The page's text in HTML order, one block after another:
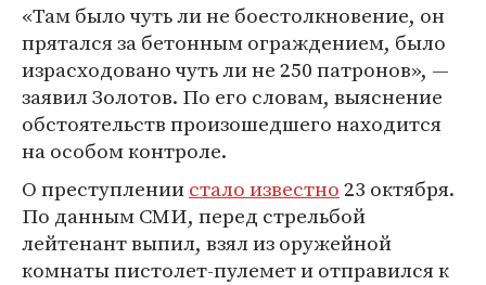
«Там было чуть ли не боестолкновение, он
прятался за бетонным ограждением, было
израсходовано чуть ли не 250 патронов», —
заявил Золотов. По его словам, выяснение
обстоятельств произошедшего находится
на особом контроле.
О преступлениистало известно23 октября.
По данным СМИ, перед стрельбой
лейтенант выпил, взял из оружейной
комнаты пистолет-пулемет и отправился к